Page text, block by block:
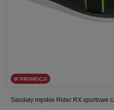
W PROMOCJI
Sandały męskie Rider RX sportowe